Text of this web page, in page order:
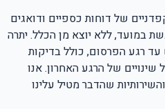
של דוחות כספיים ודואגים
במועד, ללא יוצא מן הכלל. יתרה
רגע הפרסום, כולל בדיקות
של הרגע האחרון. אנו
שהדבר מטיל עלינו